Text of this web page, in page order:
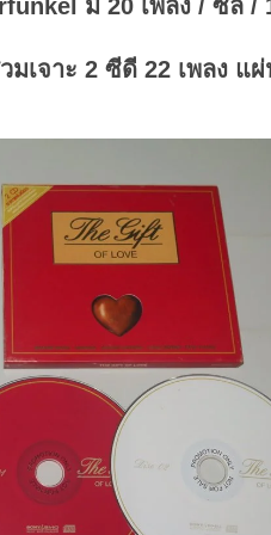
มี 20 เพลง / ซีล /
เจาะ 2 ซีดี 22 เพลง แ